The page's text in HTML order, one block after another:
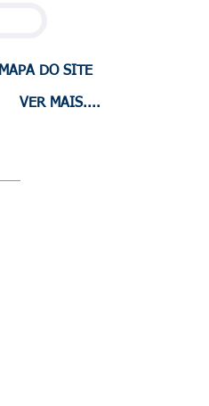
MAPA DO SITE
VER MAIS....